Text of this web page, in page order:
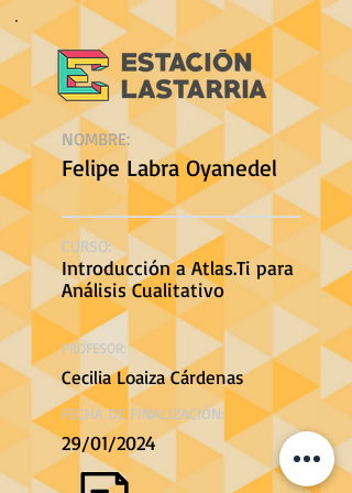
NOMBRE:
Felipe Labra Oyanedel
CURSO:
Introducción a Atlas.Ti para
Análisis Cualitativo
PROFESOR:
Cecilia Loaiza Cárdenas
FECHA DE FINALIZACIÓN:
29/01/2024